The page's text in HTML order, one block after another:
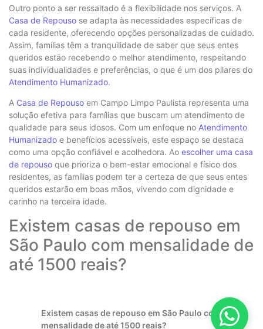
Outro ponto a ser ressaltado é a flexibilidade nos serviços. A
Casa de Repouso se adapta às necessidades específicas de
cada residente, oferecendo opções personalizadas de cuidado.
Assim, famílias têm a tranquilidade de saber que seus entes
queridos estão recebendo o melhor atendimento, respeitando
suas individualidades e preferências, o que é um dos pilares do
Atendimento Humanizado.
A Casa de Repouso em Campo Limpo Paulista representa uma
solução efetiva para famílias que buscam um atendimento de
qualidade para seus idosos. Com um enfoque no Atendimento
Humanizado e benefícios acessíveis, este espaço se destaca
como uma opção confiável e acolhedora. Ao escolher uma casa
de repouso que prioriza o bem-estar emocional e físico dos
residentes, as famílias podem ter a certeza de que seus entes
queridos estarão em boas mãos, vivendo com dignidade e
carinho na terceira idade.
Existem casas de repouso em
São Paulo com mensalidade de
até 1500 reais?
Existem casas de repouso em São Paulo com
mensalidade de até 1500 reais?